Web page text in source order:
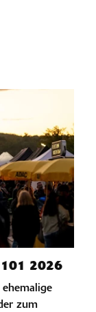
101 2026
zum